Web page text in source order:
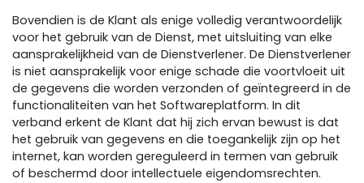
Bovendien is de Klant als enige volledig verantwoordelijk
voor het gebruik van de Dienst, met uitsluiting van elke
aansprakelijkheid van de Dienstverlener. De Dienstverlener
is niet aansprakelijk voor enige schade die voortvloeit uit
de gegevens die worden verzonden of geïntegreerd in de
functionaliteiten van het Softwareplatform. In dit
verband erkent de Klant dat hij zich ervan bewust is dat
het gebruik van gegevens en die toegankelijk zijn op het
internet, kan worden gereguleerd in termen van gebruik
of beschermd door intellectuele eigendomsrechten.